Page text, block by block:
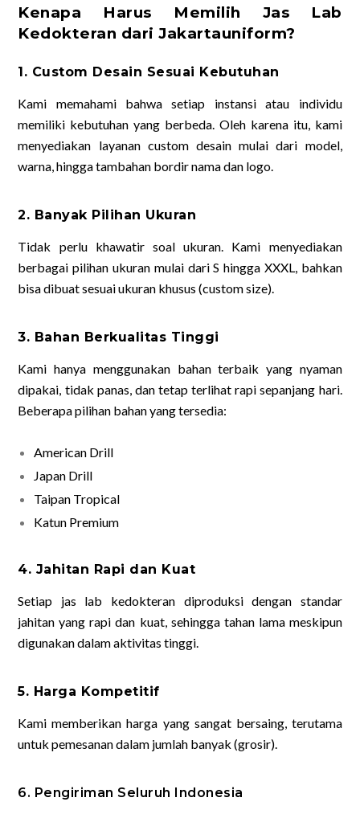
Kenapa Harus Memilih Jas Lab
Kedokteran dari Jakartauniform?
1. Custom Desain Sesuai Kebutuhan
Kami memahami bahwa setiap instansi atau individu
memiliki kebutuhan yang berbeda. Oleh karena itu, kami
menyediakan layanan custom desain mulai dari model,
warna, hingga tambahan bordir nama dan logo.
2. Banyak Pilihan Ukuran
Tidak perlu khawatir soal ukuran. Kami menyediakan
berbagai pilihan ukuran mulai dari S hingga XXXL, bahkan
bisa dibuat sesuai ukuran khusus (custom size).
3. Bahan Berkualitas Tinggi
Kami hanya menggunakan bahan terbaik yang nyaman
dipakai, tidak panas, dan tetap terlihat rapi sepanjang hari.
Beberapa pilihan bahan yang tersedia:
American Drill
Japan Drill
Taipan Tropical
Katun Premium
4. Jahitan Rapi dan Kuat
Setiap jas lab kedokteran diproduksi dengan standar
jahitan yang rapi dan kuat, sehingga tahan lama meskipun
digunakan dalam aktivitas tinggi.
5. Harga Kompetitif
Kami memberikan harga yang sangat bersaing, terutama
untuk pemesanan dalam jumlah banyak (grosir).
6. Pengiriman Seluruh Indonesia